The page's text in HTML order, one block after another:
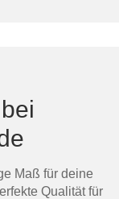
Maß für deine
Qualität für